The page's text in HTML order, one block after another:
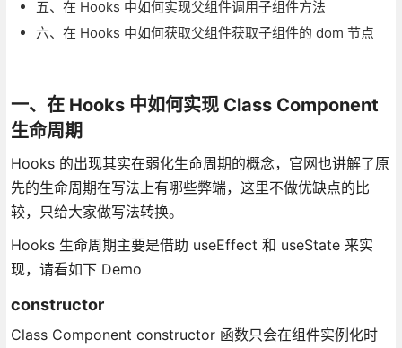
五、在 Hooks 中如何实现父组件调用子组件方法
六、在 Hooks 中如何获取父组件获取子组件的 dom 节点
一、在 Hooks 中如何实现 Class Component
生命周期
Hooks 的出现其实在弱化生命周期的概念，官网也讲解了原
先的生命周期在写法上有哪些弊端，这里不做优缺点的比
较，只给大家做写法转换。
Hooks 生命周期主要是借助 useEffect 和 useState 来实
现，请看如下 Demo
constructor
Class Component constructor 函数只会在组件实例化时